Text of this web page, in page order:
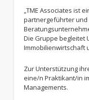
„TME Associates ist
partnergeführter
Die Gruppe begleitet
Immobilienwirtschaft
Zur Unterstützung
eine/n Praktikant/in
Managements.